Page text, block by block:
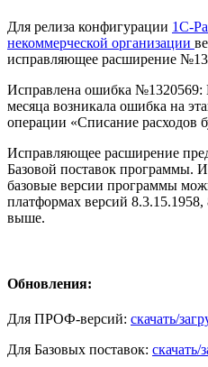
Для релиза конфигурации 1С-
некоммерческой организации
исправляющее расширение
Исправлена ошибка
месяца возникала ошибка на
операции «Списание расходов
Исправляющее расширение
Базовой поставок программы.
базовые версии программы
платформах версий
выше.
Обновления:
Для ПРОФ-версий: скачать/
Для Базовых поставок: скачать/